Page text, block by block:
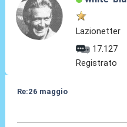
Lazionetter
17.127
Registrato
Re:26 maggio